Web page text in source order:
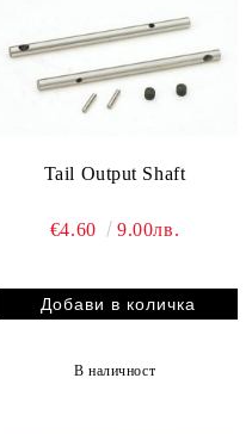
Tail Output Shaft
€4.60 9.00лв.
В наличност